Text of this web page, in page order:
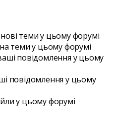
теми у цьому форумі
теми у цьому форумі
повідомлення у цьому
повідомлення у цьому
у цьому форумі